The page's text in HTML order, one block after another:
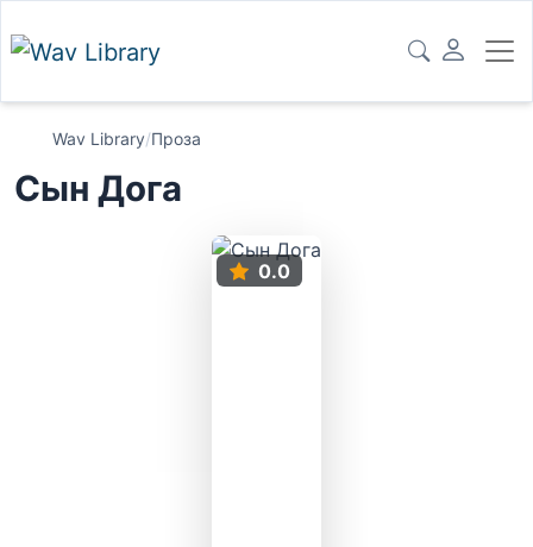
Wav Library/Проза
Сын Дога
0.0